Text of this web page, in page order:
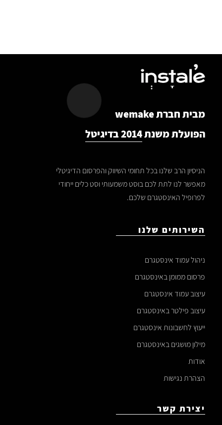
מבית חברת wemake
הפועלת משנת2014 בדיגיטל
הניסיון הרב שלנו בכל תחומי השיווק והפרסום הדיגיטלי
מאפשר לנו לתת לכם בוסט משמעותי וסט כלים ייחודי
לפרופיל האינסטגרם שלכם.
השירותים שלנו
ניהול עמוד אינסטגרם
פרסום ממומן באינסטגרם
עיצוב עמוד אינסטגרם
עיצוב פילטר באינסטגרם
ייעוץ לחשבונות אינסטגרם
מילון מושגים באינסטגרם
אודות
הצהרת נגישות
יצירת קשר